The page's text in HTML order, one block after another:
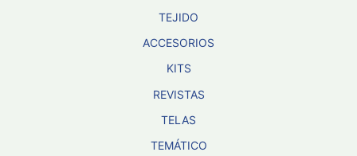
TEJIDO
ACCESORIOS
KITS
REVISTAS
TELAS
TEMÁTICO